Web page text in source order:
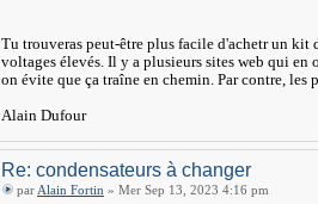
Tu trouveras peut-être plus facile d'achetr un kit
voltages élevés. Il y a plusieurs sites web qui en
on évite que ça traîne en chemin. Par contre,
Alain Dufour
Re: condensateurs à changer
par Alain Fortin » Mer Sep 13, 2023 4:16 pm